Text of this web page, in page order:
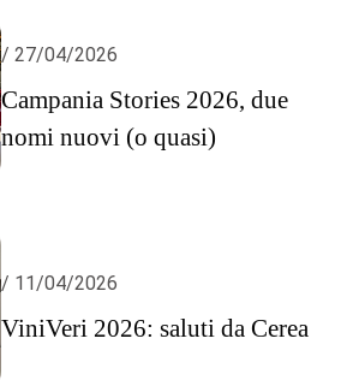
/ 27/04/2026
Campania Stories 2026, due
nomi nuovi (o quasi)
/ 11/04/2026
ViniVeri 2026: saluti da Cerea